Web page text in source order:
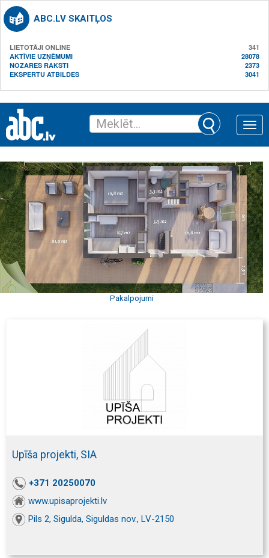
ABC.LV SKAITĻOS
LIETOTĀJI ONLINE
341
AKTĪVIE UZŅĒMUMI
28078
NOZARES RAKSTI
2373
EKSPERTU ATBILDES
3041
Toggle
Pakalpojumi
Upīša projekti, SIA
+371 20250070
www.upisaprojekti.lv
Pils 2, Sigulda, Siguldas nov., LV-2150